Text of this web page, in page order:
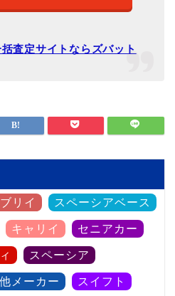
査定サイトならズバット
リイ スペーシアベース
キャリイ セニアカー
スペーシア
他メーカー スイフト